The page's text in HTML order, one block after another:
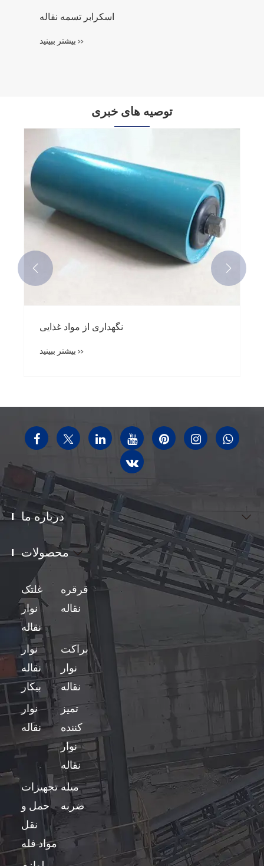
اسکرابر تسمه نقاله
بیشتر ببینید >>
توصیه های خبری
نگهداری از مواد غذایی
بیشتر ببینید >>
 
درباره ما 
محصولات 
غلتک
نوار
نقاله
قرقره
نقاله
نوار
نقاله
بیکار
براکت
نوار
نقاله
نوار
نقاله
تمیز
کننده
نوار
نقاله
تجهیزات
حمل و
نقل
مواد فله
میله
ضربه